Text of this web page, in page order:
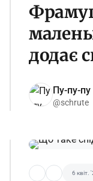
додає
Пу-пу-пу
@schrute
6 квіт.